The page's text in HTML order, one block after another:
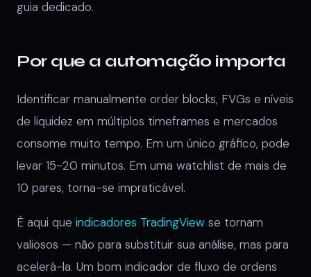
guia dedicado.
Por que a automação importa
Identificar manualmente order blocks, FVGs e níveis
de liquidez em múltiplos timeframes e mercados
consome muito tempo. Em um único gráfico, pode
levar 15-20 minutos. Em uma watchlist de mais de
10 pares, torna-se impraticável.
É aqui que indicadores TradingView se tornam
valiosos — não para substituir sua análise, mas para
acelerá-la. Um bom indicador de fluxo de ordens